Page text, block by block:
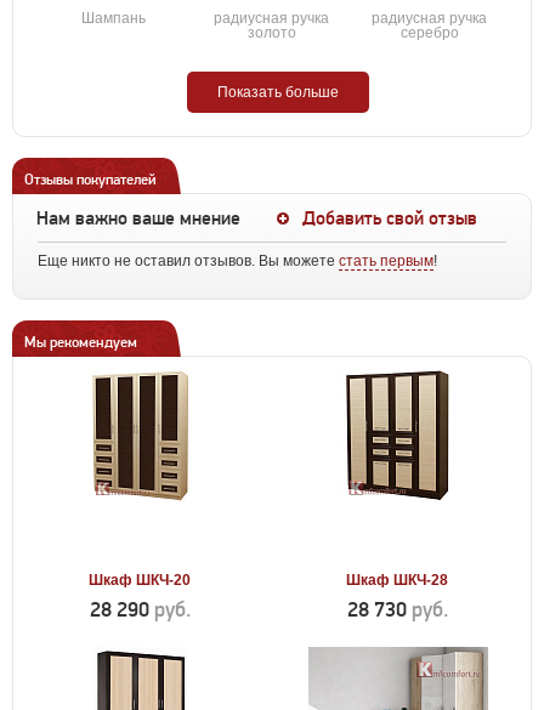
Шампань
радиусная ручка
золото
радиусная ручка
серебро
Показать больше
Отзывы покупателей
Нам важно ваше мнение Добавить свой отзыв
Еще никто не оставил отзывов. Вы можете стать первым!
Мы рекомендуем
Шкаф ШКЧ-20
28 290 руб.
Шкаф ШКЧ-28
28 730 руб.